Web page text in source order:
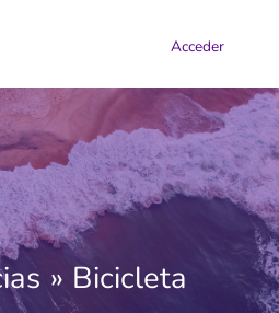
Acceder
Bicicleta